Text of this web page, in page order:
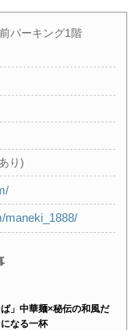
パーキング1階
り)
maneki_1888/
」中華麺×秘伝の和風だ
なる一杯